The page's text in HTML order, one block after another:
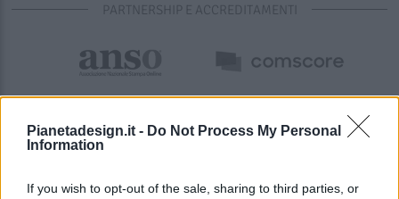
Pianetadesign.it - Do Not Process My Personal
Information
If you wish to opt-out of the sale, sharing to third parties, or
PARTNERSHIP E ACCREDITAMENTI